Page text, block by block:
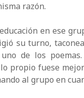
razón.
en ese
su turno,
de los
propio fuese
al grupo en